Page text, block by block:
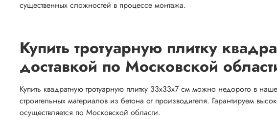
существенных сложностей в процессе монтажа.
Купить тротуарную плитку
доставкой по Московской
Купить квадратную тротуарную плитку 33х33х7 см можно недорого в
строительных материалов из бетона от производителя. Гарантируем
осуществляется по Московской области.